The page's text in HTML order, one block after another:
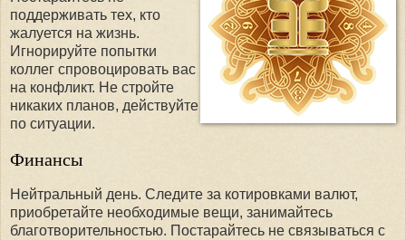
поддерживать тех, кто
жалуется на жизнь.
Игнорируйте попытки
коллег спровоцировать вас
на конфликт. Не стройте
никаких планов, действуйте
по ситуации.
Финансы
Нейтральный день. Следите за котировками валют,
приобретайте необходимые вещи, занимайтесь
благотворительностью. Постарайтесь не связываться с